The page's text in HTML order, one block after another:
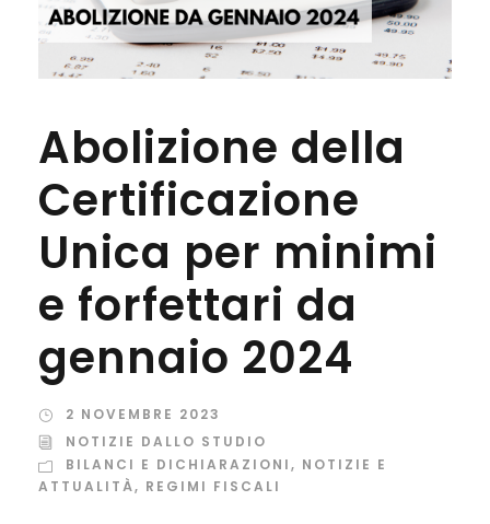
Abolizione della
Certificazione
Unica per minimi
e forfettari da
gennaio 2024
2 NOVEMBRE 2023
NOTIZIE DALLO STUDIO
BILANCI E DICHIARAZIONI, NOTIZIE E
ATTUALITÀ, REGIMI FISCALI